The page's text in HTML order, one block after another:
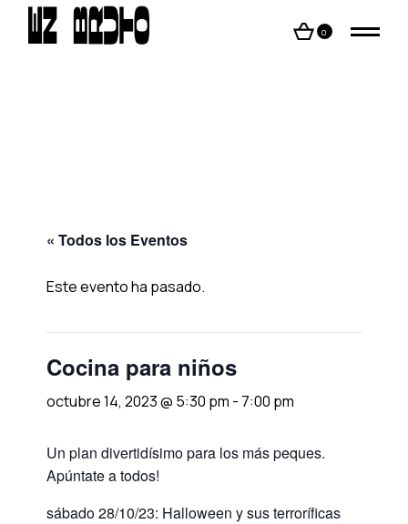
content
0
« Todos los Eventos
Este evento ha pasado.
Cocina para niños
octubre 14, 2023 @ 5:30 pm - 7:00 pm
Un plan divertidísimo para los más peques.
Apúntate a todos!
sábado 28/10/23: Halloween y sus terroríficas